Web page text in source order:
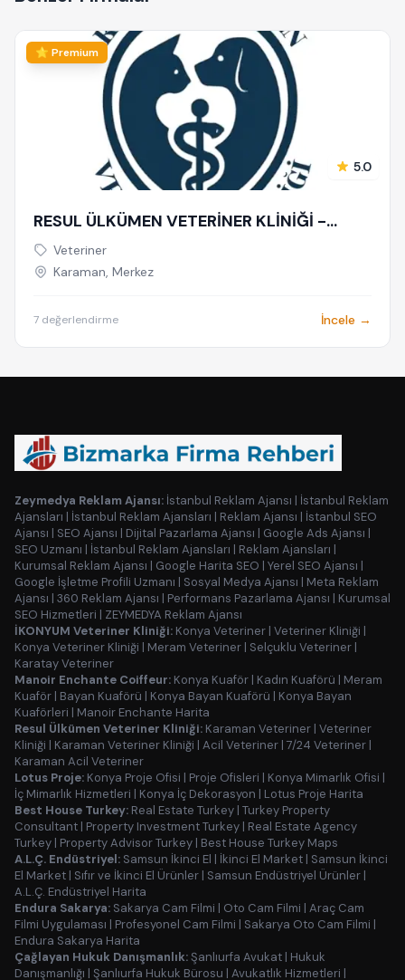
⭐ Premium
5.0
RESUL ÜLKÜMEN VETERİNER KLİNİĞİ -
KARAMAN VETERİNER - PET OTELİ | ACİL
VETERİNER - 7/24 AÇIK NÖBETÇİ
Veteriner
Karaman, Merkez
7 değerlendirme İncele →
Zeymedya Reklam Ajansı: İstanbul Reklam Ajansı | İstanbul Reklam
Ajansları | İstanbul Reklam Ajansları | Reklam Ajansı | İstanbul SEO
Ajansı | SEO Ajansı | Dijital Pazarlama Ajansı | Google Ads Ajansı |
SEO Uzmanı | İstanbul Reklam Ajansları | Reklam Ajansları |
Kurumsal Reklam Ajansı | Google Harita SEO | Yerel SEO Ajansı |
Google İşletme Profili Uzmanı | Sosyal Medya Ajansı | Meta Reklam
Ajansı | 360 Reklam Ajansı | Performans Pazarlama Ajansı | Kurumsal
SEO Hizmetleri | ZEYMEDYA Reklam Ajansı
İKONYUM Veteriner Kliniği: Konya Veteriner | Veteriner Kliniği |
Konya Veteriner Kliniği | Meram Veteriner | Selçuklu Veteriner |
Karatay Veteriner
Manoir Enchante Coiffeur: Konya Kuaför | Kadın Kuaförü | Meram
Kuaför | Bayan Kuaförü | Konya Bayan Kuaförü | Konya Bayan
Kuaförleri | Manoir Enchante Harita
Resul Ülkümen Veteriner Kliniği: Karaman Veteriner | Veteriner
Kliniği | Karaman Veteriner Kliniği | Acil Veteriner | 7/24 Veteriner |
Karaman Acil Veteriner
Lotus Proje: Konya Proje Ofisi | Proje Ofisleri | Konya Mimarlık Ofisi |
İç Mimarlık Hizmetleri | Konya İç Dekorasyon | Lotus Proje Harita
Best House Turkey: Real Estate Turkey | Turkey Property
Consultant | Property Investment Turkey | Real Estate Agency
Turkey | Property Advisor Turkey | Best House Turkey Maps
A.L.Ç. Endüstriyel: Samsun İkinci El | İkinci El Market | Samsun İkinci
El Market | Sıfır ve İkinci El Ürünler | Samsun Endüstriyel Ürünler |
A.L.Ç. Endüstriyel Harita
Endura Sakarya: Sakarya Cam Filmi | Oto Cam Filmi | Araç Cam
Filmi Uygulaması | Profesyonel Cam Filmi | Sakarya Oto Cam Filmi |
Endura Sakarya Harita
Çağlayan Hukuk Danışmanlık:Şanlıurfa Avukat | Hukuk
Danışmanlığı | Şanlıurfa Hukuk Bürosu | Avukatlık Hizmetleri |